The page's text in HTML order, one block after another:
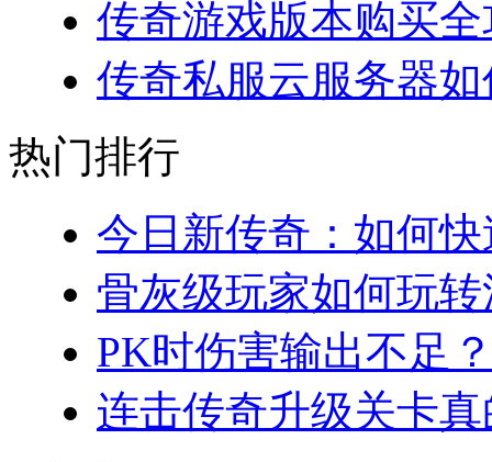
传奇游戏版本购买
传奇私服云服务器
热门排行
今日新传奇：如何
骨灰级玩家如何玩
PK时伤害输出不足
连击传奇升级关卡